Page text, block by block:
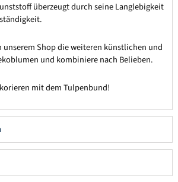
überzeugt durch seine Langlebigkeit
unserem Shop die weiteren künstlichen und
und kombiniere nach Belieben.
mit dem Tulpenbund!